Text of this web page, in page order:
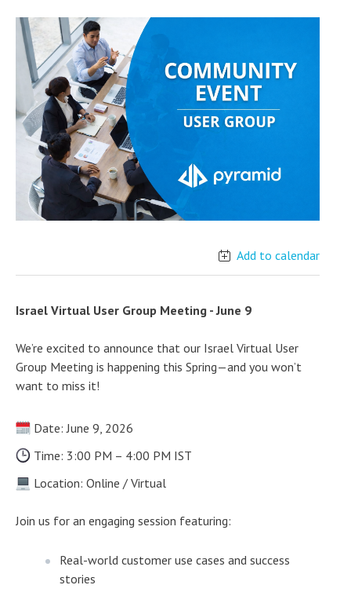
Add to calendar
Israel Virtual User Group Meeting - June 9
We’re excited to announce that our Israel Virtual User
Group Meeting is happening this Spring—and you won’t
want to miss it!
Date: June 9, 2026
Time: 3:00 PM – 4:00 PM IST
Location: Online / Virtual
Join us for an engaging session featuring:
Real-world customer use cases and success
stories